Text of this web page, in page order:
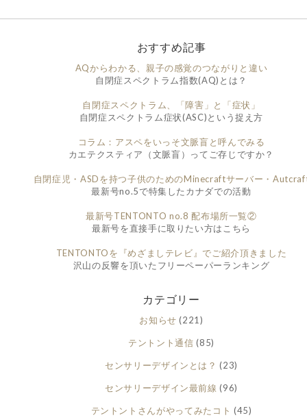
おすすめ記事
AQからわかる、親子の感覚のつながりと違い
自閉症スペクトラム指数(AQ)とは？
自閉症スペクトラム、「障害」と「症状」
自閉症スペクトラム症状(ASC)という捉え方
コラム：アスペをいっそ文脈盲と呼んでみる
カエテクスティア（文脈盲）ってご存じですか？
自閉症児・ASDを持つ子供のためのMinecraftサーバー・
最新号no.5で特集したカナダでの活動
最新号TENTONTO no.8 配布場所一覧②
最新号を直接手に取りたい方はこちら
TENTONTOを『めざましテレビ』でご紹介頂きました
沢山の反響を頂いたフリーペーパーランキング
カテゴリー
お知らせ (221)
テントント通信 (85)
センサリーデザインとは？ (23)
センサリーデザイン最前線 (96)
テントントさんがやってみたコト (45)